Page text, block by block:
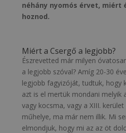
néhány nyomós érvet, miért
hoznod.
Miért a Csergő a legjobb?
Észrevetted már milyen
a legjobb szóval? Amíg 20-30
legjobb fagyizóját, tudtuk, hogy
azt is el mertük mondani melyik
vagy kocsma, vagy a XIII.
műhelye, ma már nem illik. Mi
elmondjuk, hogy mi az az öt